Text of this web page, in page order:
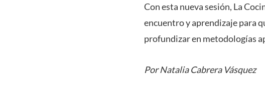
Con esta nueva sesión, La
encuentro y aprendizaje para
profundizar en metodologías
Por Natalia Cabrera Vásquez